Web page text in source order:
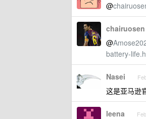
@
chairuosen
@
battery-
Nasei
这是亚马逊
leena